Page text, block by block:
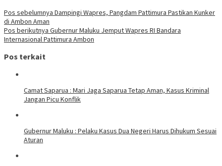
Pos sebelumnya Dampingi Wapres, Pangdam Pattimura Pastikan Kunker
di Ambon Aman
Pos berikutnya Gubernur Maluku Jemput Wapres RI Bandara
Internasional Pattimura Ambon
Pos terkait
Camat Saparua : Mari Jaga Saparua Tetap Aman, Kasus Kriminal
Jangan Picu Konflik
Gubernur Maluku : Pelaku Kasus Dua Negeri Harus Dihukum Sesuai
Aturan